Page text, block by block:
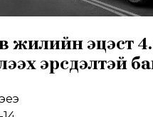
жилийн эцэст
эрсдэлтэй